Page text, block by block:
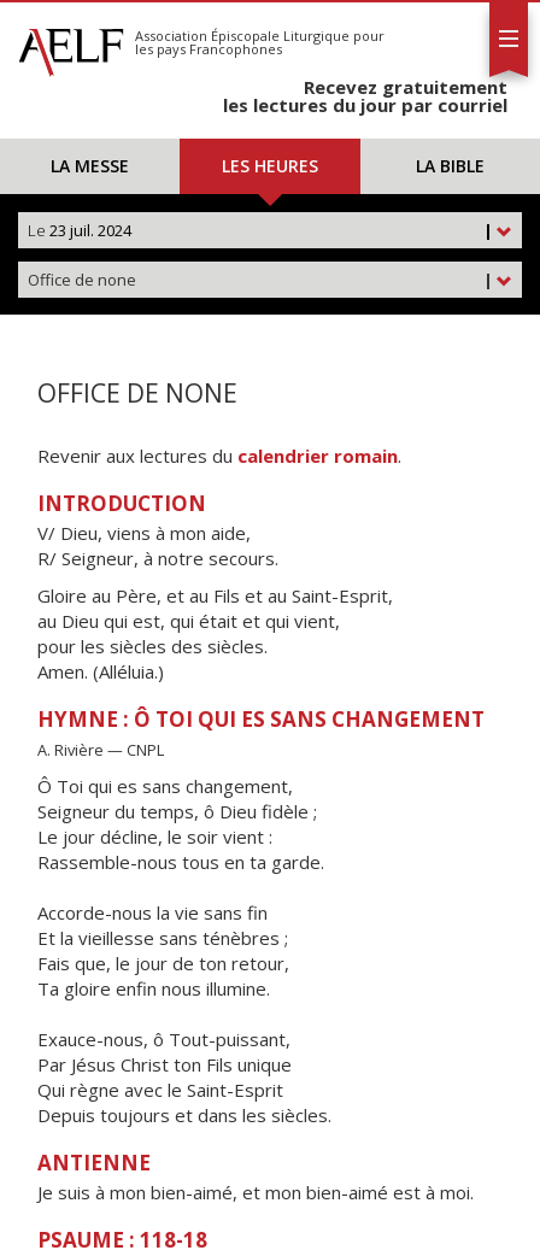
S'abonner
Calendrier
Association Épiscopale Liturgique pour
les pays Francophones
Recevez gratuitement
les lectures du jour par courriel
LA MESSE LES HEURES LA BIBLE
|
Le 23 juil. 2024
|
Office de none
OFFICE DE NONE
Revenir aux lectures du calendrier romain.
INTRODUCTION
V/ Dieu, viens à mon aide,
R/ Seigneur, à notre secours.
Gloire au Père, et au Fils et au Saint-Esprit,
au Dieu qui est, qui était et qui vient,
pour les siècles des siècles.
Amen. (Alléluia.)
HYMNE : Ô TOI QUI ES SANS CHANGEMENT
A. Rivière — CNPL
Ô Toi qui es sans changement,
Seigneur du temps, ô Dieu fidèle ;
Le jour décline, le soir vient :
Rassemble-nous tous en ta garde.
Accorde-nous la vie sans fin
Et la vieillesse sans ténèbres ;
Fais que, le jour de ton retour,
Ta gloire enfin nous illumine.
Exauce-nous, ô Tout-puissant,
Par Jésus Christ ton Fils unique
Qui règne avec le Saint-Esprit
Depuis toujours et dans les siècles.
ANTIENNE
Je suis à mon bien-aimé, et mon bien-aimé est à moi.
PSAUME : 118-18